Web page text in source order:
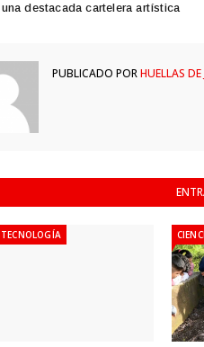
destacada cartelera artística
PUBLICADO PORHUELLAS DE